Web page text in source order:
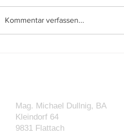
Kommentar verfassen...
Mag. Michael Dullnig, BA
Kleindorf 64
9831 Flattach